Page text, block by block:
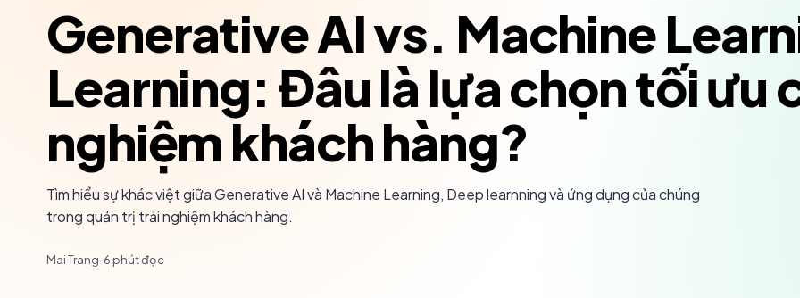
Generative AI vs. Machine
Learning: Đâu là lựa chọn tối ưu
nghiệm khách hàng?
Tìm hiểu sự khác việt giữa Generative AI và Machine Learning, Deep learnning và ứng dụng của chúng
trong quản trị trải nghiệm khách hàng.
Mai Trang· 6 phút đọc